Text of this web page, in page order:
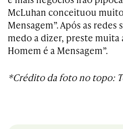
McLuhan conceituou
Mensagem”. Após as
medo a dizer, preste muita
Homem é a Mensagem”.
*Crédito da foto no topo: